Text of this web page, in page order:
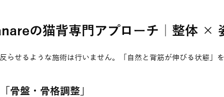
の猫背専門アプローチ｜整体 ×
らせるような施術は行いません。「自然と背筋が伸びる状態」
骨盤・骨格調整」